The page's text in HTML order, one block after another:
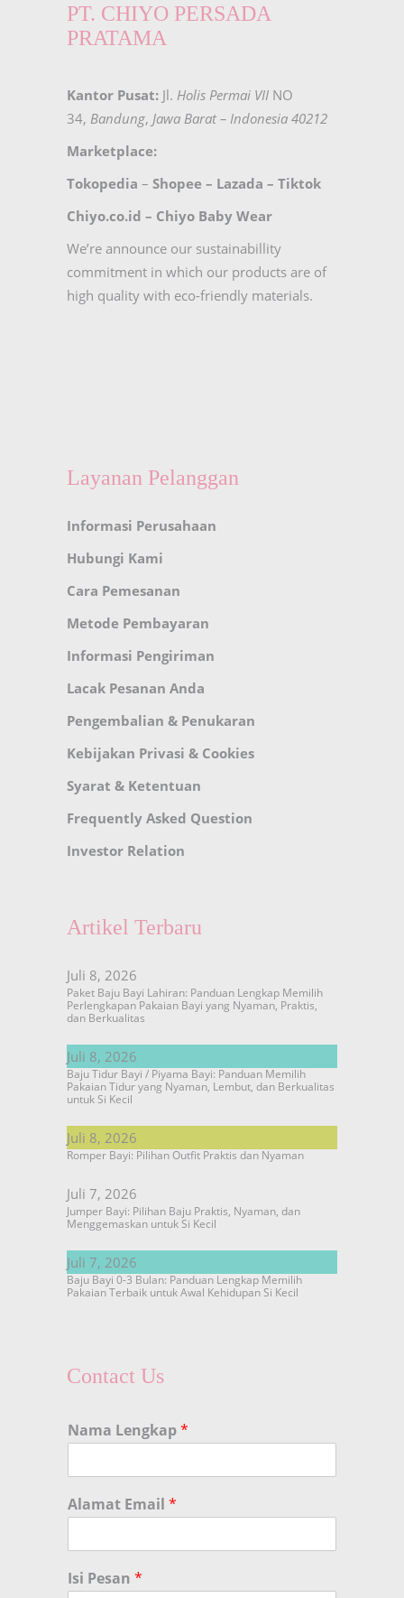
PT. CHIYO PERSADA
PRATAMA
Kantor Pusat: Jl. Holis Permai VII NO
34, Bandung, Jawa Barat – Indonesia 40212
Marketplace:
Tokopedia – Shopee – Lazada – Tiktok
Chiyo.co.id – Chiyo Baby Wear
We’re announce our sustainabillity
commitment in which our products are of
high quality with eco-friendly materials.
Layanan Pelanggan
Informasi Perusahaan
Hubungi Kami
Cara Pemesanan
Metode Pembayaran
Informasi Pengiriman
Lacak Pesanan Anda
Pengembalian & Penukaran
Kebijakan Privasi & Cookies
Syarat & Ketentuan
Frequently Asked Question
Investor Relation
Artikel Terbaru
Juli 8, 2026
Paket Baju Bayi Lahiran: Panduan Lengkap Memilih
Perlengkapan Pakaian Bayi yang Nyaman, Praktis,
dan Berkualitas
Juli 8, 2026
Baju Tidur Bayi / Piyama Bayi: Panduan Memilih
Pakaian Tidur yang Nyaman, Lembut, dan Berkualitas
untuk Si Kecil
Juli 8, 2026
Romper Bayi: Pilihan Outfit Praktis dan Nyaman
Juli 7, 2026
Jumper Bayi: Pilihan Baju Praktis, Nyaman, dan
Menggemaskan untuk Si Kecil
Juli 7, 2026
Baju Bayi 0-3 Bulan: Panduan Lengkap Memilih
Pakaian Terbaik untuk Awal Kehidupan Si Kecil
Contact Us
Nama Lengkap*
Alamat Email *
Isi Pesan *